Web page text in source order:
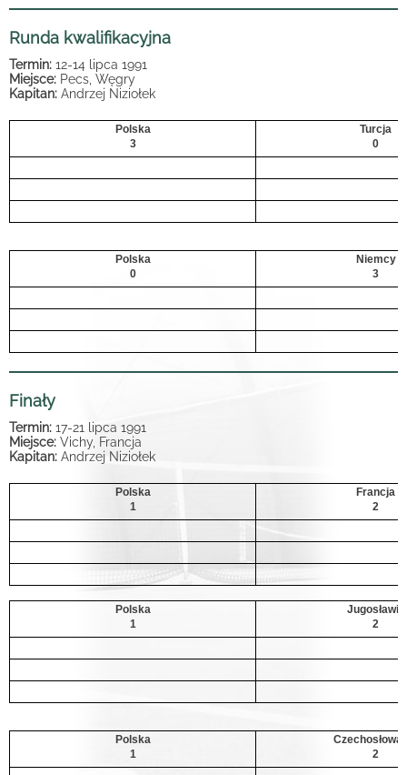
Runda kwalifikacyjna
Termin: 12-14 lipca 1991
Miejsce: Pecs, Węgry
Kapitan: Andrzej Niziołek
Polska
3
Turcja
0
Polska
0
Niemcy
3
Finały
Termin: 17-21 lipca 1991
Miejsce: Vichy, Francja
Kapitan: Andrzej Niziołek
Polska
1
Francja
2
Polska
1
Jugosławia
2
Polska
1
2